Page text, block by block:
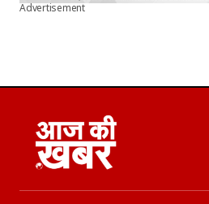
Advertisement